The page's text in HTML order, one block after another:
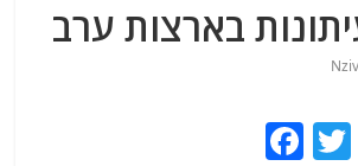
בארצות ערב
Nziv
E
T